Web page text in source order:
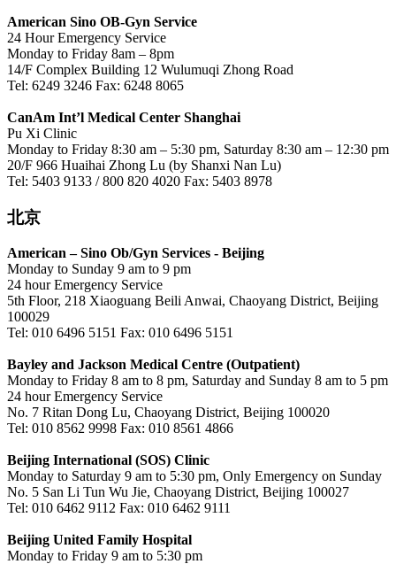
American Sino OB-Gyn Service
24 Hour Emergency Service
Monday to Friday 8am – 8pm
14/F Complex Building 12 Wulumuqi Zhong Road
Tel: 6249 3246 Fax: 6248 8065
CanAm Int’l Medical Center Shanghai
Pu Xi Clinic
Monday to Friday 8:30 am – 5:30 pm, Saturday 8:30 am – 12:30 pm
20/F 966 Huaihai Zhong Lu (by Shanxi Nan Lu)
Tel: 5403 9133 / 800 820 4020 Fax: 5403 8978
北京
American – Sino Ob/Gyn Services - Beijing
Monday to Sunday 9 am to 9 pm
24 hour Emergency Service
5th Floor, 218 Xiaoguang Beili Anwai, Chaoyang District, Beijing
100029
Tel: 010 6496 5151 Fax: 010 6496 5151
Bayley and Jackson Medical Centre (Outpatient)
Monday to Friday 8 am to 8 pm, Saturday and Sunday 8 am to 5 pm
24 hour Emergency Service
No. 7 Ritan Dong Lu, Chaoyang District, Beijing 100020
Tel: 010 8562 9998 Fax: 010 8561 4866
Beijing International (SOS) Clinic
Monday to Saturday 9 am to 5:30 pm, Only Emergency on Sunday
No. 5 San Li Tun Wu Jie, Chaoyang District, Beijing 100027
Tel: 010 6462 9112 Fax: 010 6462 9111
Beijing United Family Hospital
Monday to Friday 9 am to 5:30 pm